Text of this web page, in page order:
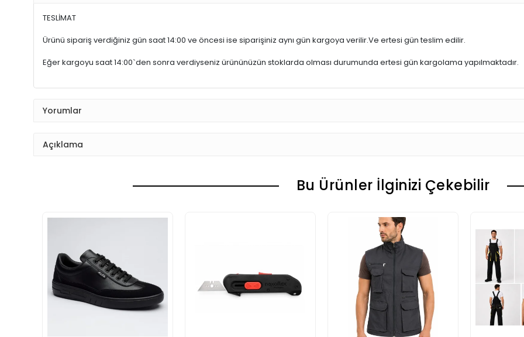
TESLİMAT
Ürünü sipariş verdiğiniz gün saat 14:00 ve öncesi ise siparişiniz aynı gün kargoya verilir.Ve ertesi gün teslim edilir.
Eğer kargoyu saat 14:00`den sonra verdiyseniz ürününüzün stoklarda olması durumunda ertesi gün kargolama yapılmaktadır.
Yorumlar
Açıklama
Bu Ürünler İlginizi Çekebilir